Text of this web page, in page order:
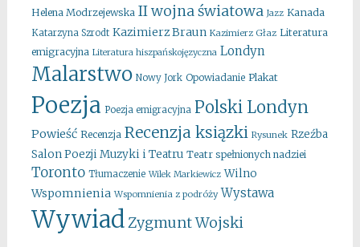
Helena Modrzejewska II wojna światowa Jazz Kanada
Katarzyna Szrodt Kazimierz Braun Kazimierz Głaz Literatura
emigracyjna Literatura hiszpańskojęzyczna Londyn
Malarstwo Nowy Jork Opowiadanie Plakat
Poezja Poezja emigracyjna Polski Londyn
Powieść Recenzja Recenzja ksiązki Rysunek Rzeźba
Salon Poezji Muzyki i Teatru Teatr spełnionych nadziei
Toronto Tłumaczenie Wilek Markiewicz Wilno
Wspomnienia Wspomnienia z podróży Wystawa
WywiadZygmunt Wojski